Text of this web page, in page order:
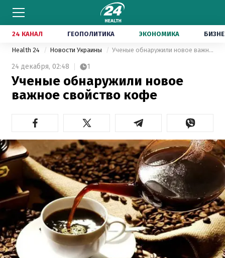
24 КАНАЛ ГЕОПОЛИТИКА ЭКОНОМИКА
Health 24 Новости Украины Ученые обнаружили новое важное свойство кофе
24 декабря, 02:48 1
Ученые обнаружили новое
важное свойство кофе